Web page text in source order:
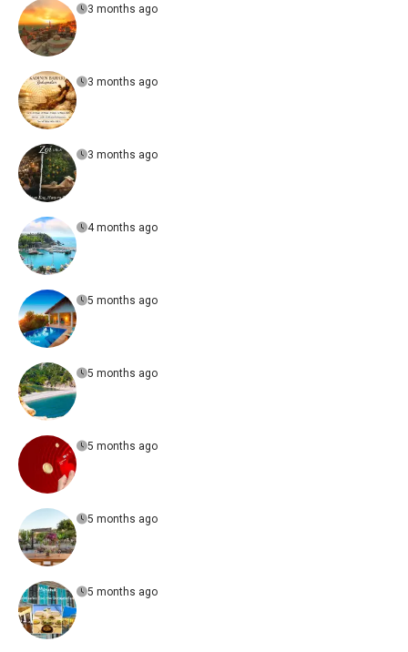
3 months ago
3 months ago
3 months ago
4 months ago
5 months ago
5 months ago
5 months ago
5 months ago
5 months ago